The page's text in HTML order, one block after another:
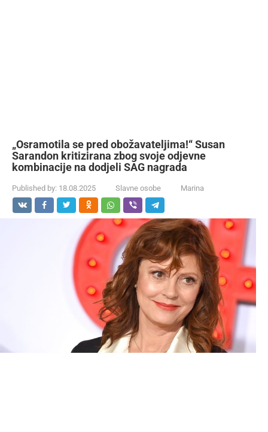
„Osramotila se pred obožavateljima!“ Susan
Sarandon kritizirana zbog svoje odjevne
kombinacije na dodjeli SAG nagrada
Published by: 18.08.2025 Slavne osobe Marina